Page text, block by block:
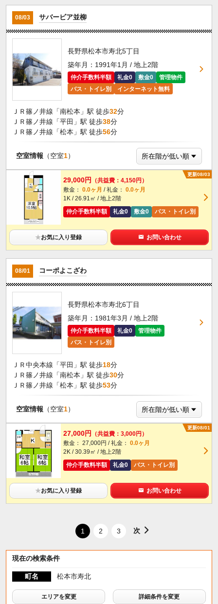
08/03 サバービア並柳
長野県松本市寿北5丁目
築年月：1991年1月 / 地上2階
仲介手数料半額 礼金0 敷金0
管理物件
バス・トイレ別
インターネット無料
ＪＲ篠ノ井線「南松本」駅 徒歩32分
ＪＲ篠ノ井線「平田」駅 徒歩38分
ＪＲ篠ノ井線「松本」駅 徒歩56分
空室情報 （空室1）
更新08/03
29,000円 （共益費：4,150円）
敷金： 0.0ヶ月 / 礼金： 0.0ヶ月
1K / 26.91㎡ / 地上2階
仲介手数料半額
礼金0 敷金0 バス・トイレ別
★お気に入り登録 お問い合わせ
08/01 コーポよこざわ
長野県松本市寿北6丁目
築年月：1981年3月 / 地上2階
仲介手数料半額 礼金0
管理物件
バス・トイレ別
ＪＲ中央本線「平田」駅 徒歩18分
ＪＲ篠ノ井線「南松本」駅 徒歩30分
ＪＲ篠ノ井線「松本」駅 徒歩53分
空室情報 （空室1）
更新08/01
27,000円 （共益費：3,000円）
敷金： 27,000円 / 礼金： 0.0ヶ月
2K / 30.39㎡ / 地上2階
仲介手数料半額
礼金0 バス・トイレ別
★お気に入り登録 お問い合わせ
1 2 3 次
現在の検索条件
町名 松本市寿北
エリアを変更 詳細条件を変更